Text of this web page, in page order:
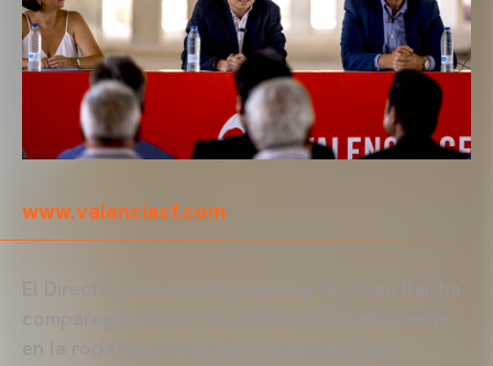
www.valenciacf.com
El Director General del Valencia CF, Sean Bai, ha